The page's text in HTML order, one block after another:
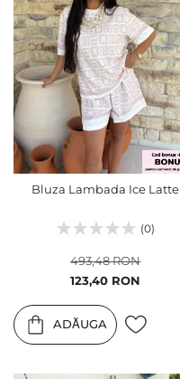
Bluza Lambada Ice Latte
(0)
Pret
123,40 RON
493,48 RON
ADĂUGA